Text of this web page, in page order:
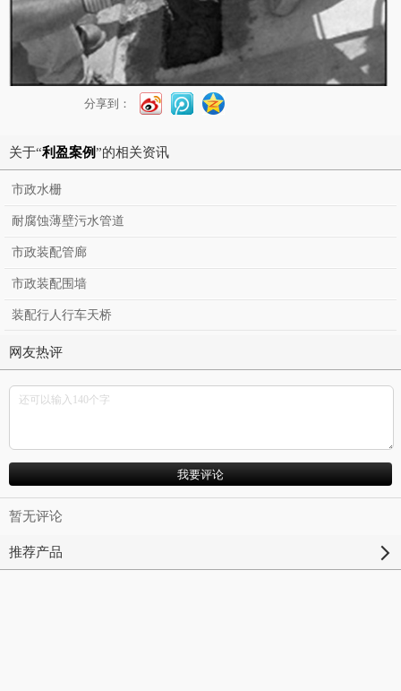
分享到：
关于“利盈案例”的相关资讯
市政水栅
耐腐蚀薄壁污水管道
市政装配管廊
市政装配围墙
装配行人行车天桥
网友热评
暂无评论
推荐产品